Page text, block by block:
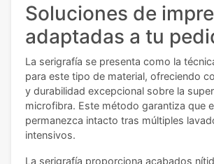
Soluciones de
adaptadas a tu
La serigrafía se presenta como la
para este tipo de material, ofreciendo
y durabilidad excepcional sobre la
microfibra. Este método garantiza que
permanezca intacto tras múltiples
intensivos.
La serigrafía proporciona acabados